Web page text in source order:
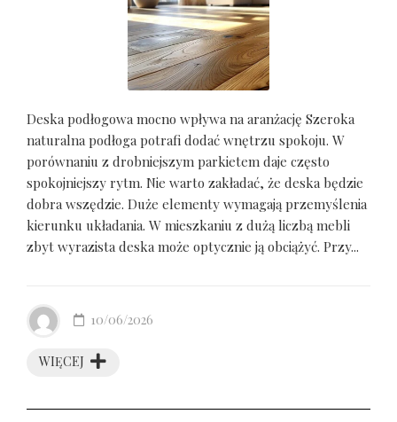
Deska podłogowa mocno wpływa na aranżację Szeroka
naturalna podłoga potrafi dodać wnętrzu spokoju. W
porównaniu z drobniejszym parkietem daje często
spokojniejszy rytm. Nie warto zakładać, że deska będzie
dobra wszędzie. Duże elementy wymagają przemyślenia
kierunku układania. W mieszkaniu z dużą liczbą mebli
zbyt wyrazista deska może optycznie ją obciążyć. Przy...
WIĘCEJ
10/06/2026